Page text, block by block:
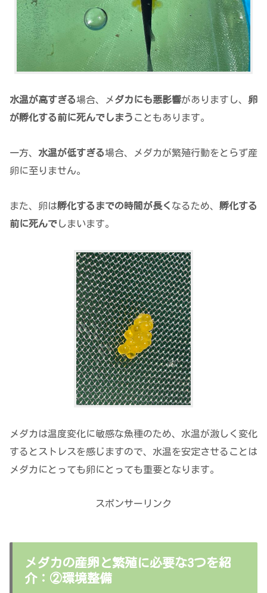
水温が高すぎる場合、メダカにも悪影響がありますし、 卵
が孵化する前に死んでしまう こともあります。
一方、 水温が低すぎる場合、メダカが繁殖行動をとらず産
卵に至りません。
また、卵は孵化するまでの時間が長く なるため、 孵化する
前に死んでしまいます。
メダカは温度変化に敏感な魚種のため、水温が激しく変化
するとストレスを感じますので、水温を安定させることは
メダカにとっても卵にとっても重要となります。
スポンサーリンク
メダカの産卵と繁殖に必要な3つを紹
介：②環境整備